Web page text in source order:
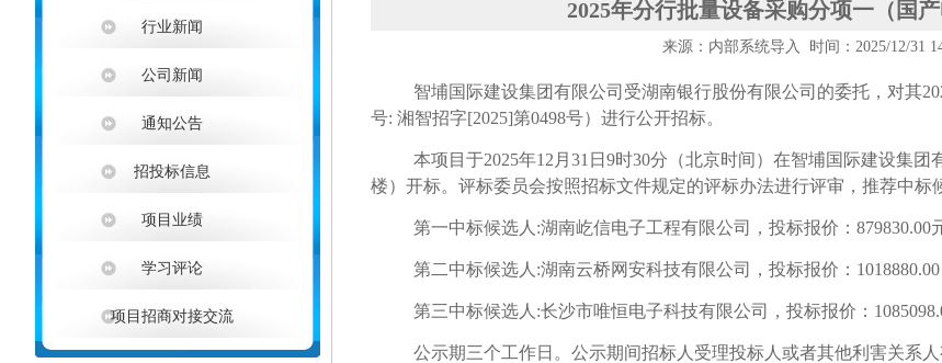
行业新闻
公司新闻
通知公告
招投标信息
项目业绩
学习评论
项目招商对接交流
2025年分行批量设备采购分项一（国
来源：内部系统导入 时间：2025/12/31
智埔国际建设集团有限公司受湖南银行股份有限公司的委托，对其
号: 湘智招字[2025]第0498号）进行公开招标。
本项目于2025年12 月 31 日 9时30分（北京时间）在智埔国际建设集团
楼）开标。评标委员会按照招标文件规定的评标办法进行评审，推荐中标
第一中标候选人 :湖南屹信电子工程有限公司 ，投标报价： 879830.00
第二中标候选人 :湖南云桥网安科技有限公司 ，投标报价： 1018880.00
第三中标候选人 :长沙市唯恒电子科技有限公司 ，投标报价：
公示期三个工作日。公示期间招标人受理投标人或者其他利害关系